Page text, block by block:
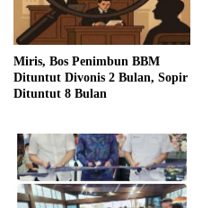
Miris, Bos Penimbun BBM
Dituntut Divonis 2 Bulan, Sopir
Dituntut 8 Bulan